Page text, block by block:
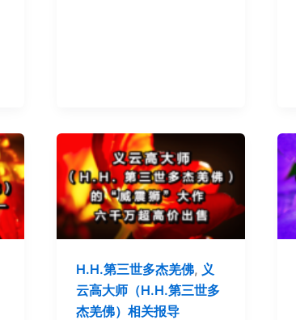
H.H.第三世多杰羌佛, 义
云高大师（H.H.第三世多
杰羌佛）相关报导